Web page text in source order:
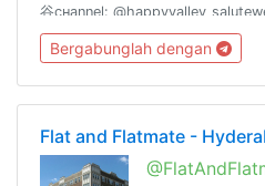
谷cнannel:
玉步：t.me/playing247
Bergabunglah dengan
Flat and Flatmate -